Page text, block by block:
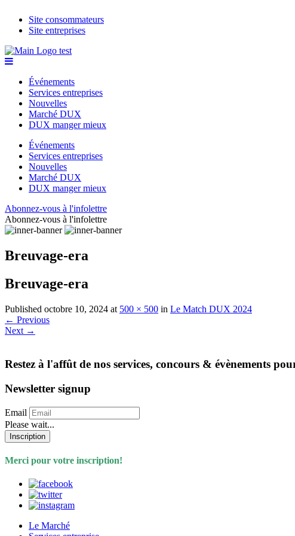
Site consommateurs
Site entreprises
Événements
Services entreprises
Nouvelles
Marché DUX
DUX manger mieux
Événements
Services entreprises
Nouvelles
Marché DUX
DUX manger mieux
Abonnez-vous à l'infolettre
Abonnez-vous à l'infolettre
Breuvage-era
Breuvage-era
Published octobre 10, 2024 at 500 × 500 in Le Match DUX 2024
← Previous
Next →
Restez à l'affût de nos services, concours & évènements
Newsletter signup
Email
Please wait...
Inscription
Merci pour votre inscription!
Le Marché